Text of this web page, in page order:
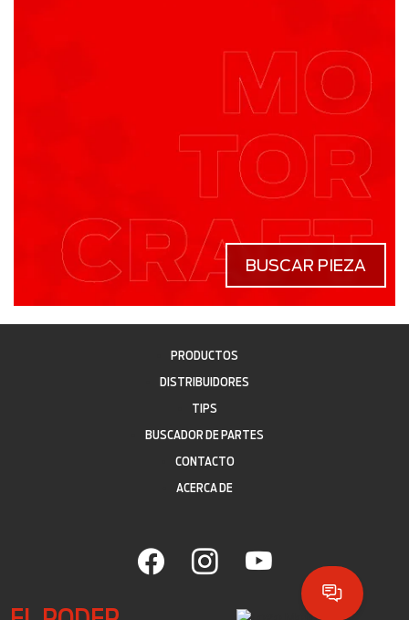
BUSCAR PIEZA
PRODUCTOS
DISTRIBUIDORES
TIPS
BUSCADOR DE PARTES
CONTACTO
ACERCA DE